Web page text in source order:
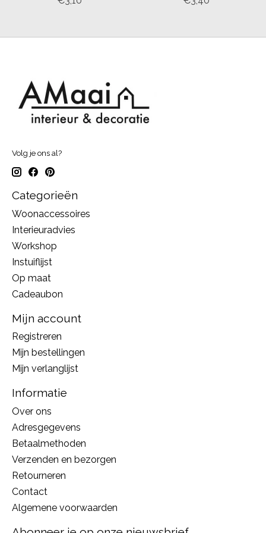
Volg je ons al?
Categorieën
Woonaccessoires
Interieuradvies
Workshop
Instuiflijst
Op maat
Cadeaubon
Mijn account
Registreren
Mijn bestellingen
Mijn verlanglijst
Informatie
Over ons
Adresgegevens
Betaalmethoden
Verzenden en bezorgen
Retourneren
Contact
Algemene voorwaarden